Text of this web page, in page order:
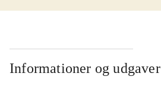
Informationer og udgaver